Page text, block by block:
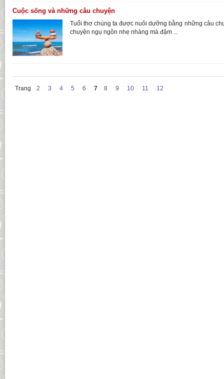
Cuộc sống và những câu chuyện
Tuổi thơ chúng ta được nuôi dưỡng bằng những câu
chuyện ngụ ngôn nhẹ nhàng mà đậm ...
Trang 2 3 4 5 6 7 8 9 10 11 12